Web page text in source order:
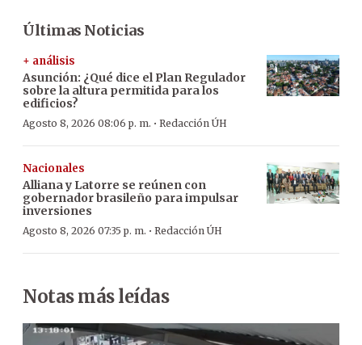
Últimas Noticias
+ análisis
Asunción: ¿Qué dice el Plan Regulador
sobre la altura permitida para los
edificios?
Agosto 8, 2026 08:06 p. m. · Redacción ÚH
Nacionales
Alliana y Latorre se reúnen con
gobernador brasileño para impulsar
inversiones
Agosto 8, 2026 07:35 p. m. · Redacción ÚH
Notas más leídas